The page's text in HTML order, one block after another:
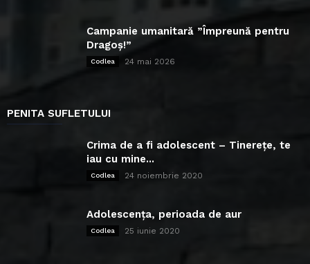
Campanie umanitară ”Împreună pentru
Dragoș!”
Codlea 24 mai 2026
PENITA SUFLETULUI
Crima de a fi adolescent – Tinerețe, te
iau cu mine...
Codlea 24 noiembrie 2020
Adolescența, perioada de aur
Codlea 25 iunie 2020